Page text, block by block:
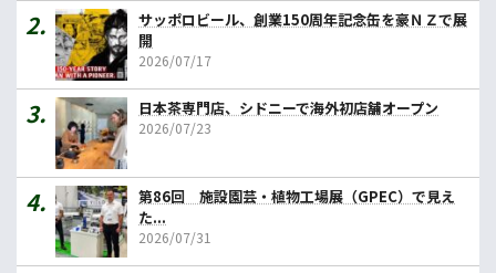
サッポロビール、創業150周年記念缶を豪ＮＺで展
開
2026/07/17
日本茶専門店、シドニーで海外初店舗オープン
2026/07/23
第86回 施設園芸・植物工場展（GPEC）で見え
た...
2026/07/31